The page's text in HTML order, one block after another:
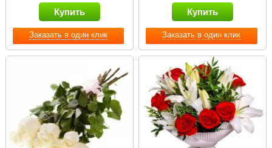
Заказать в один клик
Купить
Заказать в один клик
Купить